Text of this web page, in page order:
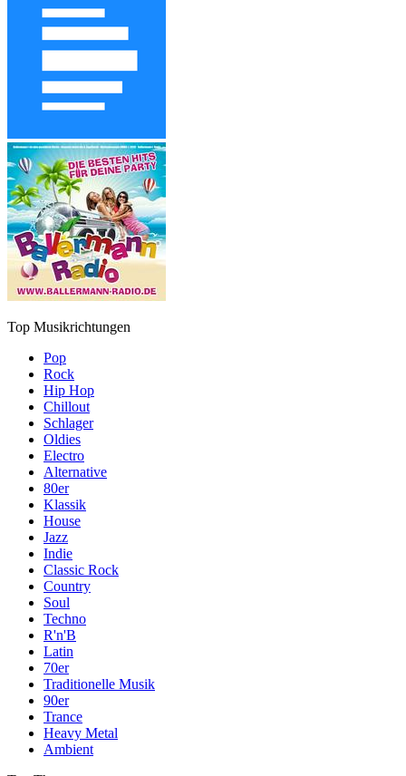
Top Musikrichtungen
Pop
Rock
Hip Hop
Chillout
Schlager
Oldies
Electro
Alternative
80er
Klassik
House
Jazz
Indie
Classic Rock
Country
Soul
Techno
R'n'B
Latin
70er
Traditionelle Musik
90er
Trance
Heavy Metal
Ambient